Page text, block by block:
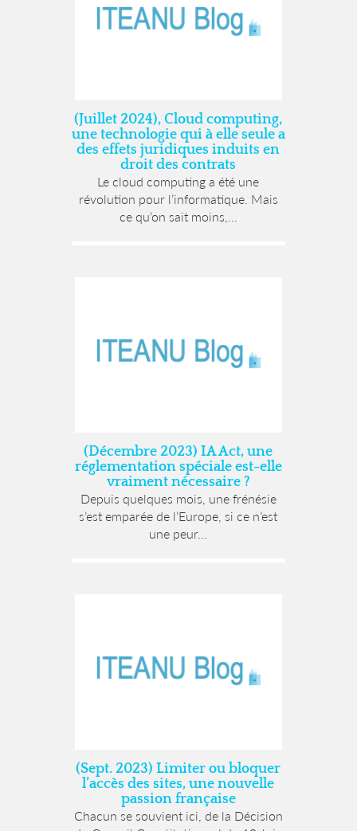
(Juillet 2024), Cloud computing,
une technologie qui à elle seule a
des effets juridiques induits en
droit des contrats
Le cloud computing a été une
révolution pour l’informatique. Mais
ce qu’on sait moins,...
(Décembre 2023) IA Act, une
réglementation spéciale est-elle
vraiment nécessaire ?
Depuis quelques mois, une frénésie
s’est emparée de l’Europe, si ce n’est
une peur...
(Sept. 2023) Limiter ou bloquer
l’accès des sites, une nouvelle
passion française
Chacun se souvient ici, de la Décision